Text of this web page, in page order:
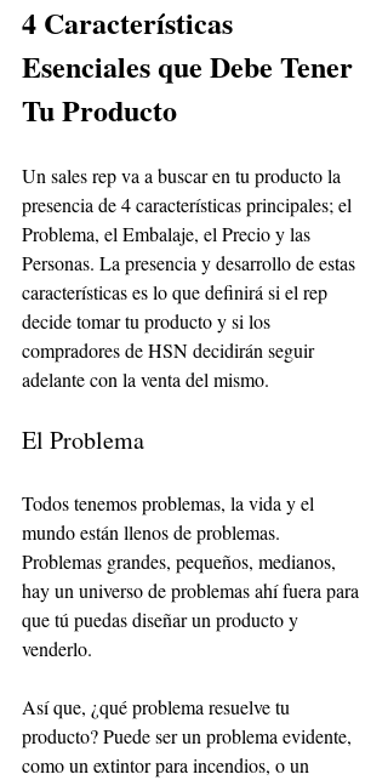
4 Características
Esenciales que Debe Tener
Tu Producto
Un sales rep va a buscar en tu producto la
presencia de 4 características principales; el
Problema, el Embalaje, el Precio y las
Personas. La presencia y desarrollo de estas
características es lo que definirá si el rep
decide tomar tu producto y si los
compradores de HSN decidirán seguir
adelante con la venta del mismo.
El Problema
Todos tenemos problemas, la vida y el
mundo están llenos de problemas.
Problemas grandes, pequeños, medianos,
hay un universo de problemas ahí fuera para
que tú puedas diseñar un producto y
venderlo.
Así que, ¿qué problema resuelve tu
producto? Puede ser un problema evidente,
como un extintor para incendios, o un